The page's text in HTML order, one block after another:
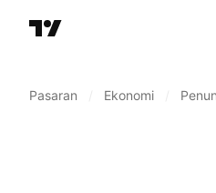
Pasaran Ekonomi